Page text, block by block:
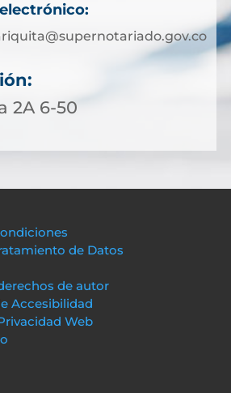
2A 6-50
de Datos
de autor
Accesibilidad
Web